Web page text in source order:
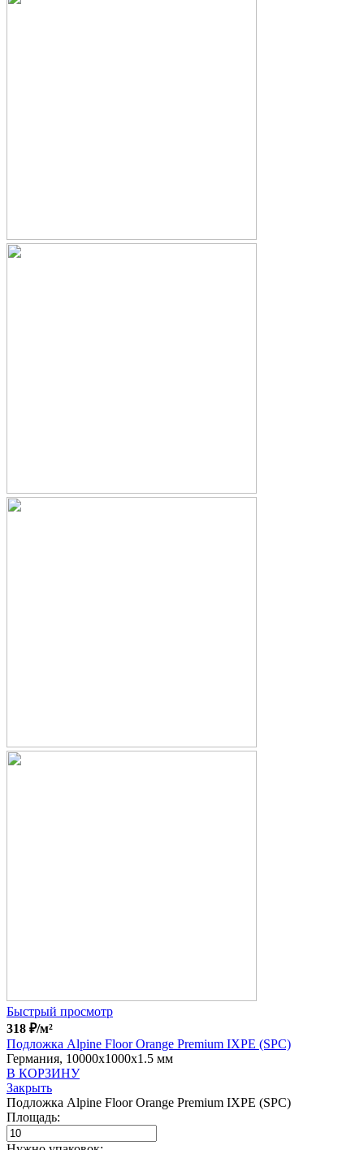
Быстрый просмотр
318 ₽/м²
Подложка Alpine Floor Orange Premium IXPE (SPC)
Германия, 10000x1000x1.5 мм
В КОРЗИНУ
Закрыть
Подложка Alpine Floor Orange Premium IXPE (SPC)
Площадь: